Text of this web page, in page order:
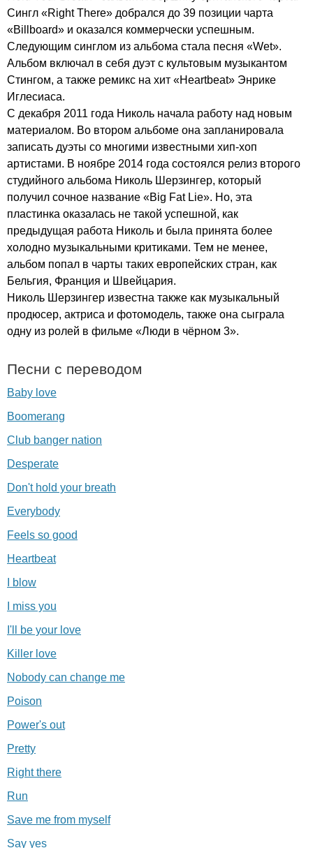
Сингл «Right There» добрался до 39 позиции чарта
«Billboard» и оказался коммерчески успешным.
Следующим синглом из альбома стала песня «Wet».
Альбом включал в себя дуэт с культовым музыкантом
Стингом, а также ремикс на хит «Heartbeat» Энрике
Иглесиаса.
С декабря 2011 года Николь начала работу над новым
материалом. Во втором альбоме она запланировала
записать дуэты со многими известными хип-хоп
артистами. В ноябре 2014 года состоялся релиз второго
студийного альбома Николь Шерзингер, который
получил сочное название «Big Fat Lie». Но, эта
пластинка оказалась не такой успешной, как
предыдущая работа Николь и была принята более
холодно музыкальными критиками. Тем не менее,
альбом попал в чарты таких европейских стран, как
Бельгия, Франция и Швейцария.
Николь Шерзингер известна также как музыкальный
продюсер, актриса и фотомодель, также она сыграла
одну из ролей в фильме «Люди в чёрном 3».
Песни с переводом
Baby love
Boomerang
Club banger nation
Desperate
Don't hold your breath
Everybody
Feels so good
Heartbeat
I blow
I miss you
I'll be your love
Killer love
Nobody can change me
Poison
Power's out
Pretty
Right there
Run
Save me from myself
Say yes